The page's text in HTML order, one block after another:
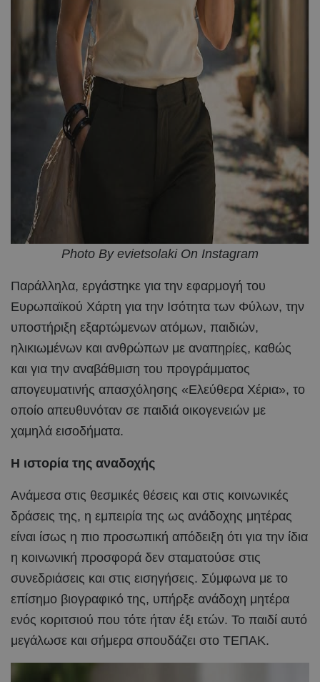
Photo By evietsolaki On Instagram
Παράλληλα, εργάστηκε για την εφαρμογή του
Ευρωπαϊκού Χάρτη για την Ισότητα των Φύλων, την
υποστήριξη εξαρτώμενων ατόμων, παιδιών,
ηλικιωμένων και ανθρώπων με αναπηρίες, καθώς
και για την αναβάθμιση του προγράμματος
απογευματινής απασχόλησης «Ελεύθερα Χέρια», το
οποίο απευθυνόταν σε παιδιά οικογενειών με
χαμηλά εισοδήματα.
Η ιστορία της αναδοχής
Ανάμεσα στις θεσμικές θέσεις και στις κοινωνικές
δράσεις της, η εμπειρία της ως ανάδοχης μητέρας
είναι ίσως η πιο προσωπική απόδειξη ότι για την ίδια
η κοινωνική προσφορά δεν σταματούσε στις
συνεδριάσεις και στις εισηγήσεις. Σύμφωνα με το
επίσημο βιογραφικό της, υπήρξε ανάδοχη μητέρα
ενός κοριτσιού που τότε ήταν έξι ετών. Το παιδί αυτό
μεγάλωσε και σήμερα σπουδάζει στο ΤΕΠΑΚ.